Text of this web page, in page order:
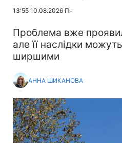
13:55 10.08.2026 Пн
Проблема вже
але її наслідки
ширшими
АННА ШИКАНОВА